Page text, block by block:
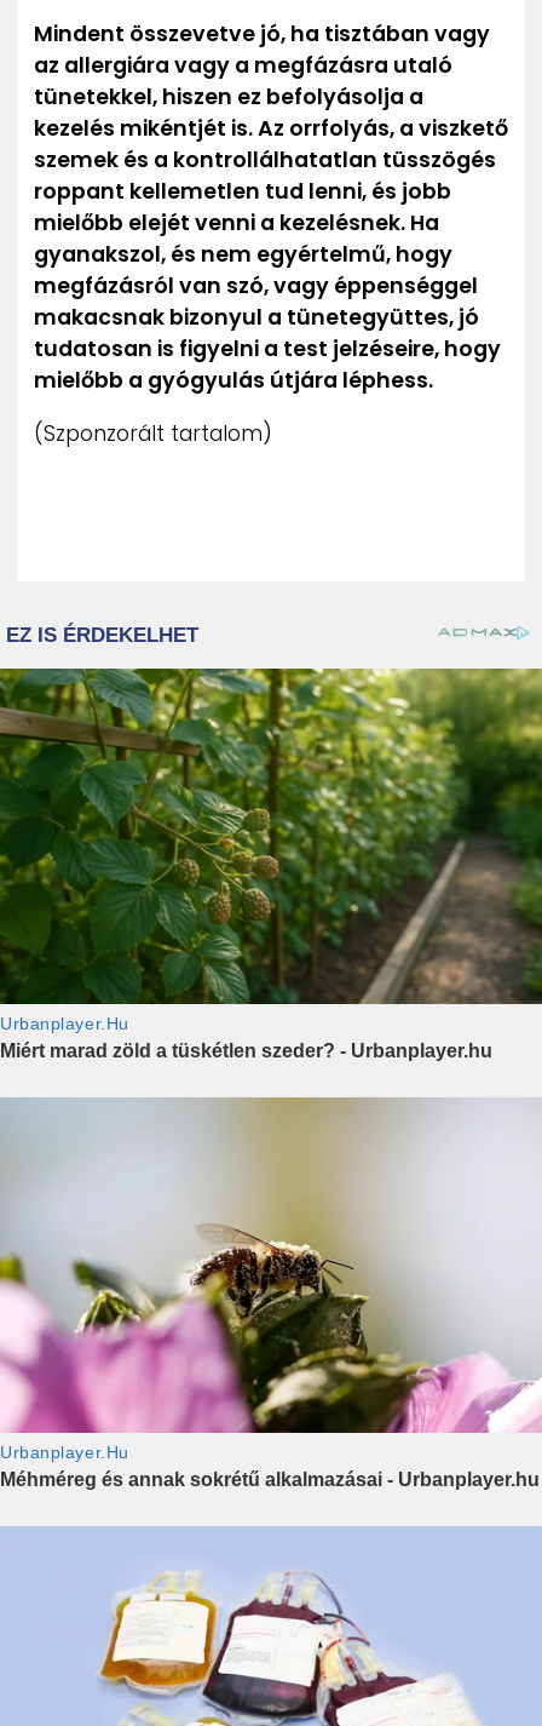
Mindent összevetve jó, ha tisztában vagy
az allergiára vagy a megfázásra utaló
tünetekkel, hiszen ez befolyásolja a
kezelés mikéntjét is. Az orrfolyás, a viszkető
szemek és a kontrollálhatatlan tüsszögés
roppant kellemetlen tud lenni, és jobb
mielőbb elejét venni a kezelésnek. Ha
gyanakszol, és nem egyértelmű, hogy
megfázásról van szó, vagy éppenséggel
makacsnak bizonyul a tünetegyüttes, jó
tudatosan is figyelni a test jelzéseire, hogy
mielőbb a gyógyulás útjára léphess.
(Szponzorált tartalom)